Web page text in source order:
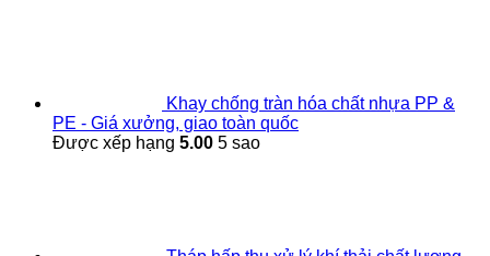
Khay chống tràn hóa chất nhựa PP &
PE - Giá xưởng, giao toàn quốc
Được xếp hạng 5.00 5 sao